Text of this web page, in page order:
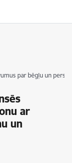
par bēgļu un
ar
un